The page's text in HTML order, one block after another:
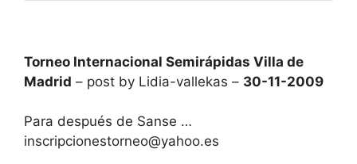
Torneo Internacional Semirápidas Villa de
Madrid – post by Lidia-vallekas – 30-11-2009
Para después de Sanse …
inscripcionestorneo@yahoo.es